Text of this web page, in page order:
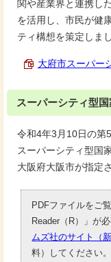
関や産業界と連携し
を活用し、市民が健
ティ構想を策定しまし
大府市スーパー
スーパーシティ型
令和4年3月10日の第
スーパーシティ型国
大阪府大阪市が指定
PDFファイルをご
Reader（R）」が
ムズ社のサイト（
料）してください。